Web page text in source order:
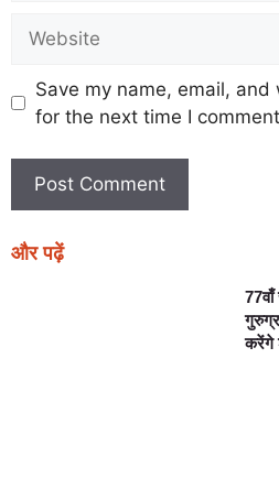
Save my name, email,
for the next time I
और पढ़ें
करेंगे